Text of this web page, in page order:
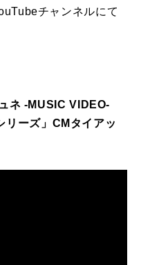
チャンネルにて
ネ -MUSIC VIDEO-
リーズ」CMタイアッ